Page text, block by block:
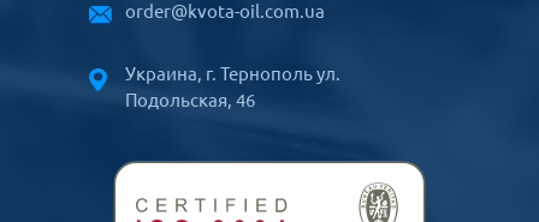
order@kvota-oil.com.ua
Украина, г. Тернополь ул.
Подольская, 46